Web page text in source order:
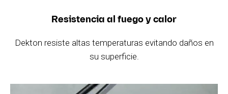
Resistencia al fuego y calor
Dekton resiste altas temperaturas evitando daños en
su superficie.